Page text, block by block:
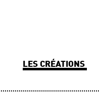
LES CRÉATIONS